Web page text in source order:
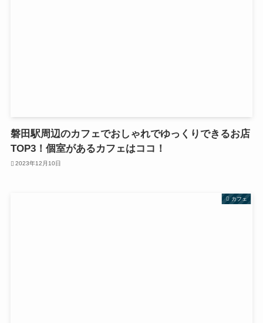
磐田駅周辺のカフェでおしゃれでゆっくりできるお店
TOP3！個室があるカフェはココ！
2023年12月10日
カフェ